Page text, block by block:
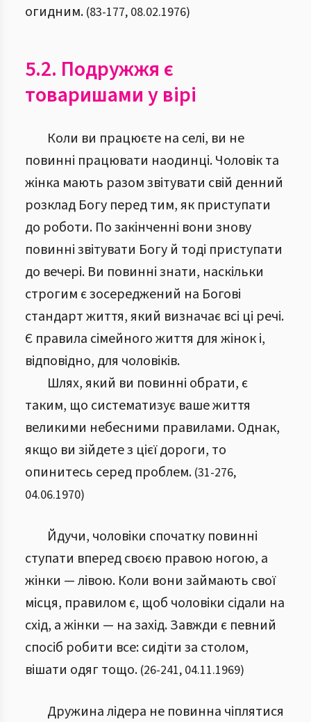
огидним. (83-177, 08.02.1976)
5.2. Подружжя є
товаришами у вірі
Коли ви працюєте на селі, ви не
повинні працювати наодинці. Чоловік та
жінка мають разом звітувати свій денний
розклад Богу перед тим, як приступати
до роботи. По закінченні вони знову
повинні звітувати Богу й тоді приступати
до вечері. Ви повинні знати, наскільки
строгим є зосереджений на Богові
стандарт життя, який визначає всі ці речі.
Є правила сімейного життя для жінок і,
відповідно, для чоловіків.
Шлях, який ви повинні обрати, є
таким, що систематизує ваше життя
великими небесними правилами. Однак,
якщо ви зійдете з цієї дороги, то
опинитесь серед проблем. (31-276,
04.06.1970)
Йдучи, чоловіки спочатку повинні
ступати вперед своєю правою ногою, а
жінки — лівою. Коли вони займають свої
місця, правилом є, щоб чоловіки сідали на
схід, а жінки — на захід. Завжди є певний
спосіб робити все: сидіти за столом,
вішати одяг тощо. (26-241, 04.11.1969)
Дружина лідера не повинна чіплятися